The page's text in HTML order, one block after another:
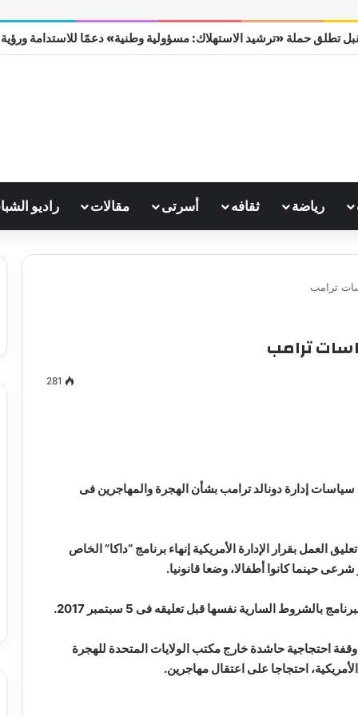
تطلق حملة «ترشيد الاستهلاك: مسؤولية وطنية» دعمًا للاستدامة ورؤية مصر
رياضة ثقافه أسرتى مقالات راديو
ترامب
ترامب
281
إدارة دونالد ترامب بشأن الهجرة والمهاجرين فى
بقرار الإدارة الأمريكية إنهاء برنامج “داكا” الخاص
حينما كانوا أطفالا، وضعا قانونيا.
السارية نفسها قبل تعليقه فى 5 سبتمبر 2017.
احتجاجية حاشدة خارج مكتب الولايات المتحدة للهجرة
احتجاجا على اعتقال مهاجرين.
الدين …. يكتب
القرن 21
سيف
ميلاد
جديد
مصطفى كامل سيف الدين …. يكتب
ميلاد جديد